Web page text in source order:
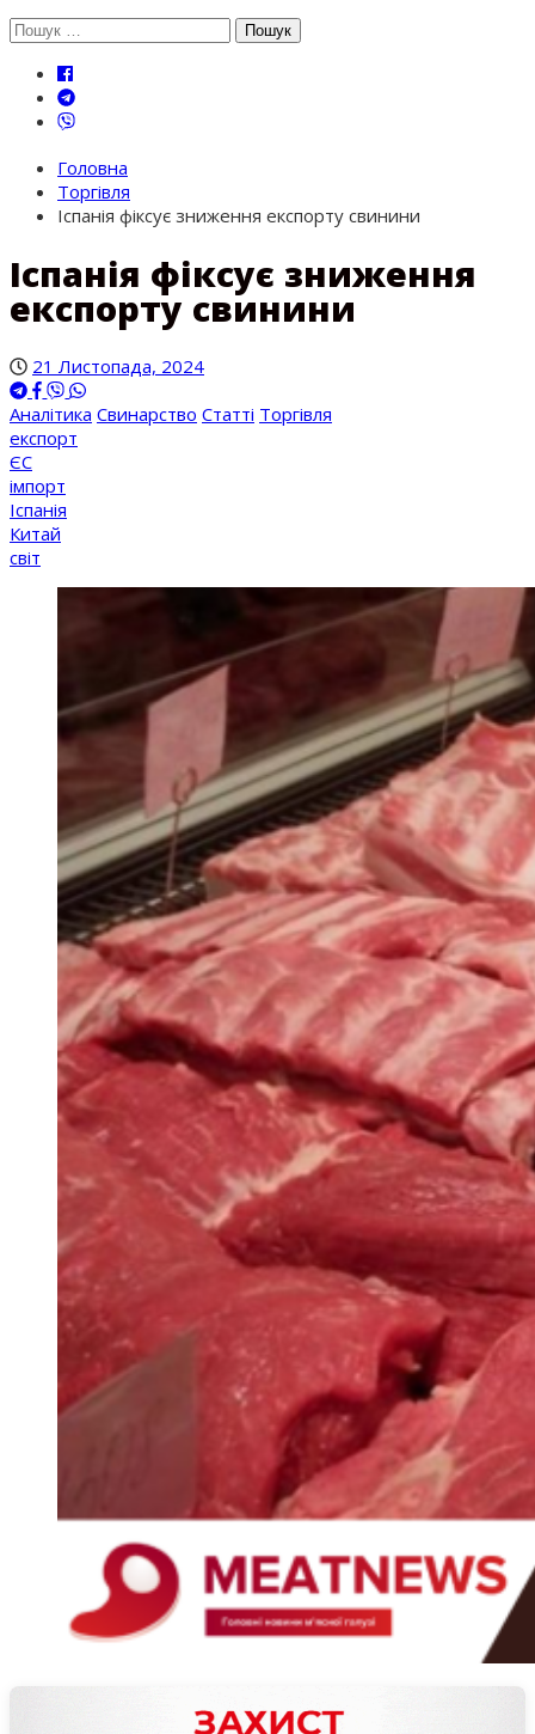
Шукати:
Головна
Торгівля
Іспанія фіксує зниження експорту свинини
Іспанія фіксує зниження
експорту свинини
21 Листопада, 2024
Аналітика Свинарство Статті Торгівля
експорт
ЄС
імпорт
Іспанія
Китай
світ